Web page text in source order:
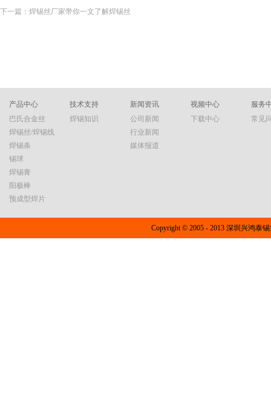
下一篇： 焊锡丝厂家带你一文了解焊锡丝
产品中心
巴氏合金丝
焊锡丝/焊锡线
焊锡条
锡球
焊锡膏
阳极棒
预成型焊片
技术支持
焊锡知识
新闻资讯
公司新闻
行业新闻
媒体报道
视频中心
下载中心
服务
常见
Copyright © 2005 - 2013 深圳兴鸿泰